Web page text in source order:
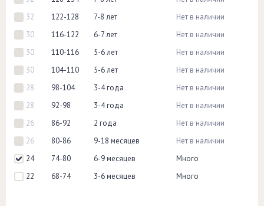
32
122-128 7-8 лет
Нет в наличии
30
116-122 6-7 лет
Нет в наличии
30
110-116 5-6 лет
Нет в наличии
30
104-110 5-6 лет
Нет в наличии
28
98-104 3-4 года
Нет в наличии
28
92-98 3-4 года
Нет в наличии
26
86-92 2 года
Нет в наличии
26
80-86 9-18 месяцев
Нет в наличии
24
74-80 6-9 месяцев
Много
22
68-74 3-6 месяцев Много